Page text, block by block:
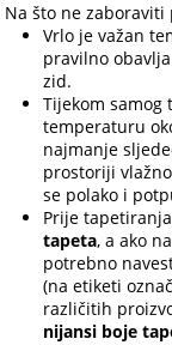
Na što ne
Vrlo je važan
pravilno
zid.
Tijekom
temperaturu
najmanje
prostoriji
se polako i
Prije
tapeta, a ako
potrebno
(na etiketi
različitih
nijansi boje